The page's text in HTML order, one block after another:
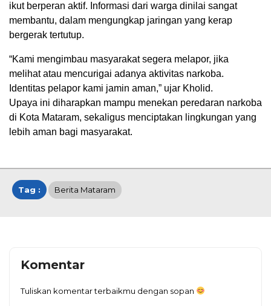
ikut berperan aktif. Informasi dari warga dinilai sangat
membantu, dalam mengungkap jaringan yang kerap
bergerak tertutup.
“Kami mengimbau masyarakat segera melapor, jika
melihat atau mencurigai adanya aktivitas narkoba.
Identitas pelapor kami jamin aman,” ujar Kholid.
Upaya ini diharapkan mampu menekan peredaran narkoba
di Kota Mataram, sekaligus menciptakan lingkungan yang
lebih aman bagi masyarakat.
Tag : Berita Mataram
Komentar
Tuliskan komentar terbaikmu dengan sopan